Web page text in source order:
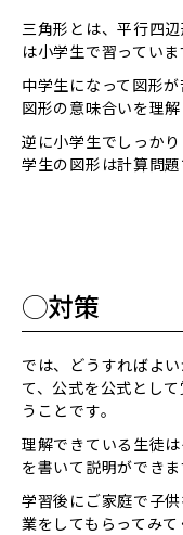
三角形とは、平行四
は小学生で習っていま
中学生になって図形
図形の意味合いを理解
逆に小学生でしっか
学生の図形は計算問題
◯対策
では、どうすればよ
て、公式を公式とし
うことです。
理解できている生徒
を書いて説明ができま
学習後にご家庭で子
業をしてもらってみて